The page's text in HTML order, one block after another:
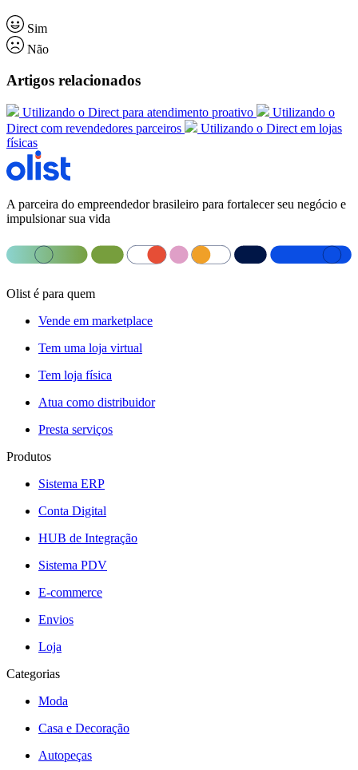
Sim
Não
Artigos relacionados
Utilizando o Direct para atendimento proativo
Utilizando o
Direct com revendedores parceiros
Utilizando o Direct em lojas
físicas
A parceira do empreendedor brasileiro para fortalecer seu negócio e
impulsionar sua vida
Olist é para quem
Vende em marketplace
Tem uma loja virtual
Tem loja física
Atua como distribuidor
Presta serviços
Produtos
Sistema ERP
Conta Digital
HUB de Integração
Sistema PDV
E-commerce
Envios
Loja
Categorias
Moda
Casa e Decoração
Autopeças